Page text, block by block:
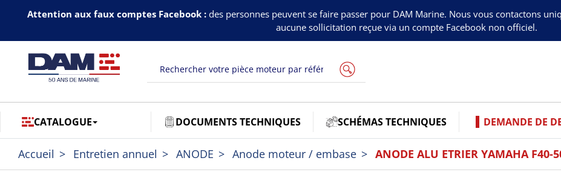
Attention aux faux comptes Facebook :des personnes peuvent se faire passer pour DAM Marine. Nous vous contactons
aucune sollicitation reçue via un compte Facebook non officiel.
CATALOGUE DOCUMENTS TECHNIQUES SCHÉMAS TECHNIQUES DEMANDE DE
Accueil Entretien annuel ANODE Anode moteur / embase ANODE ALU ETRIER YAMAHA F40-